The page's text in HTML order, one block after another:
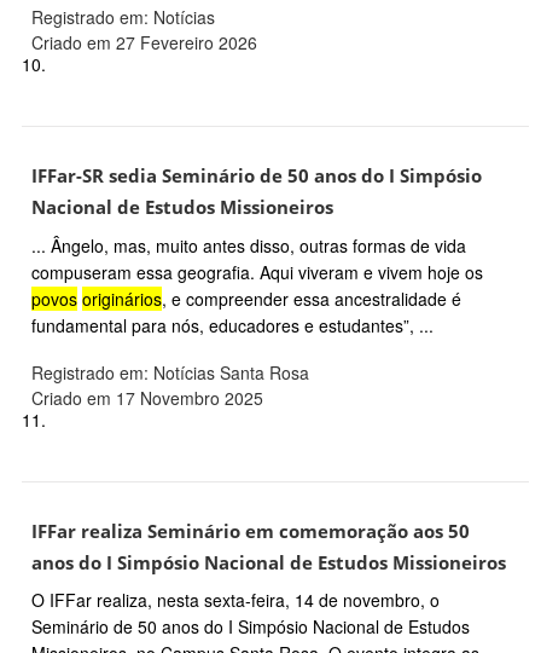
Registrado em: Notícias
Criado em 27 Fevereiro 2026
10.
IFFar-SR sedia Seminário de 50 anos do I Simpósio
Nacional de Estudos Missioneiros
... Ângelo, mas, muito antes disso, outras formas de vida
compuseram essa geografia. Aqui viveram e vivem hoje os
povos originários, e compreender essa ancestralidade é
fundamental para nós, educadores e estudantes”, ...
Registrado em: Notícias Santa Rosa
Criado em 17 Novembro 2025
11.
IFFar realiza Seminário em comemoração aos 50
anos do I Simpósio Nacional de Estudos Missioneiros
O IFFar realiza, nesta sexta-feira, 14 de novembro, o
Seminário de 50 anos do I Simpósio Nacional de Estudos